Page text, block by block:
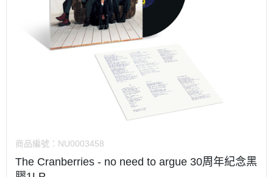
商品編號： NU0003458
The Cranberries - no need to argue 30周年紀念黑